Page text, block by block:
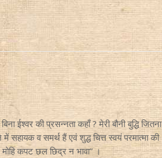
ईश्वर की प्रसन्नता कहाँ ? मेरी बौनी बुद्धि जितना
व समर्थ हैं एवं शुद्ध चित्त स्वयं परमात्मा की
कपट छल छिद्र न भावा” ।